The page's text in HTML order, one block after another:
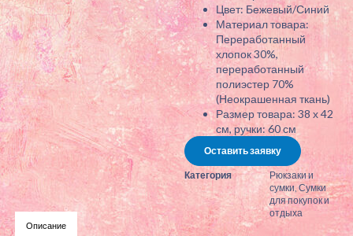
Цвет: Бежевый/Синий
Материал товара:
Переработанный
хлопок 30%,
переработанный
полиэстер 70%
(Неокрашенная ткань)
Размер товара: 38 х 42
см, ручки: 60 см
Оставить заявку
Категория
Рюкзаки и
сумки ,Сумки
для покупок и
отдыха
Описание